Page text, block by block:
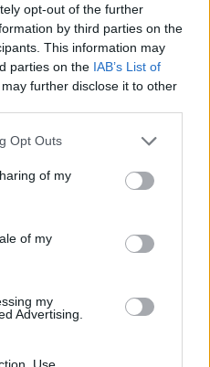
opt-out of the further
by third parties on the
This information may
parties on the IAB’s List of
further disclose it to other
uses one or more Google
behaviour. You may click to
and its third-party tags to
purposes in below Google
Opt Outs
of my
of my
my
Advertising.
Use,
Πετρελαίου &
η διαβεβαίωση προς
είναι αποτέλεσμα
ρύπανσης.
η παραμονή σε
στο Orange Press
δυσοσμία πως
12 και πως κατά
επανέρχεται και πως
που διαμένει στην